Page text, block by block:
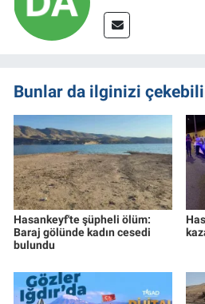
Bunlar da ilginizi
Hasankeyf'te şüpheli ölüm:
Baraj gölünde kadın cesedi
bulundu